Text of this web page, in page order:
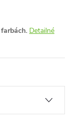
Detailné